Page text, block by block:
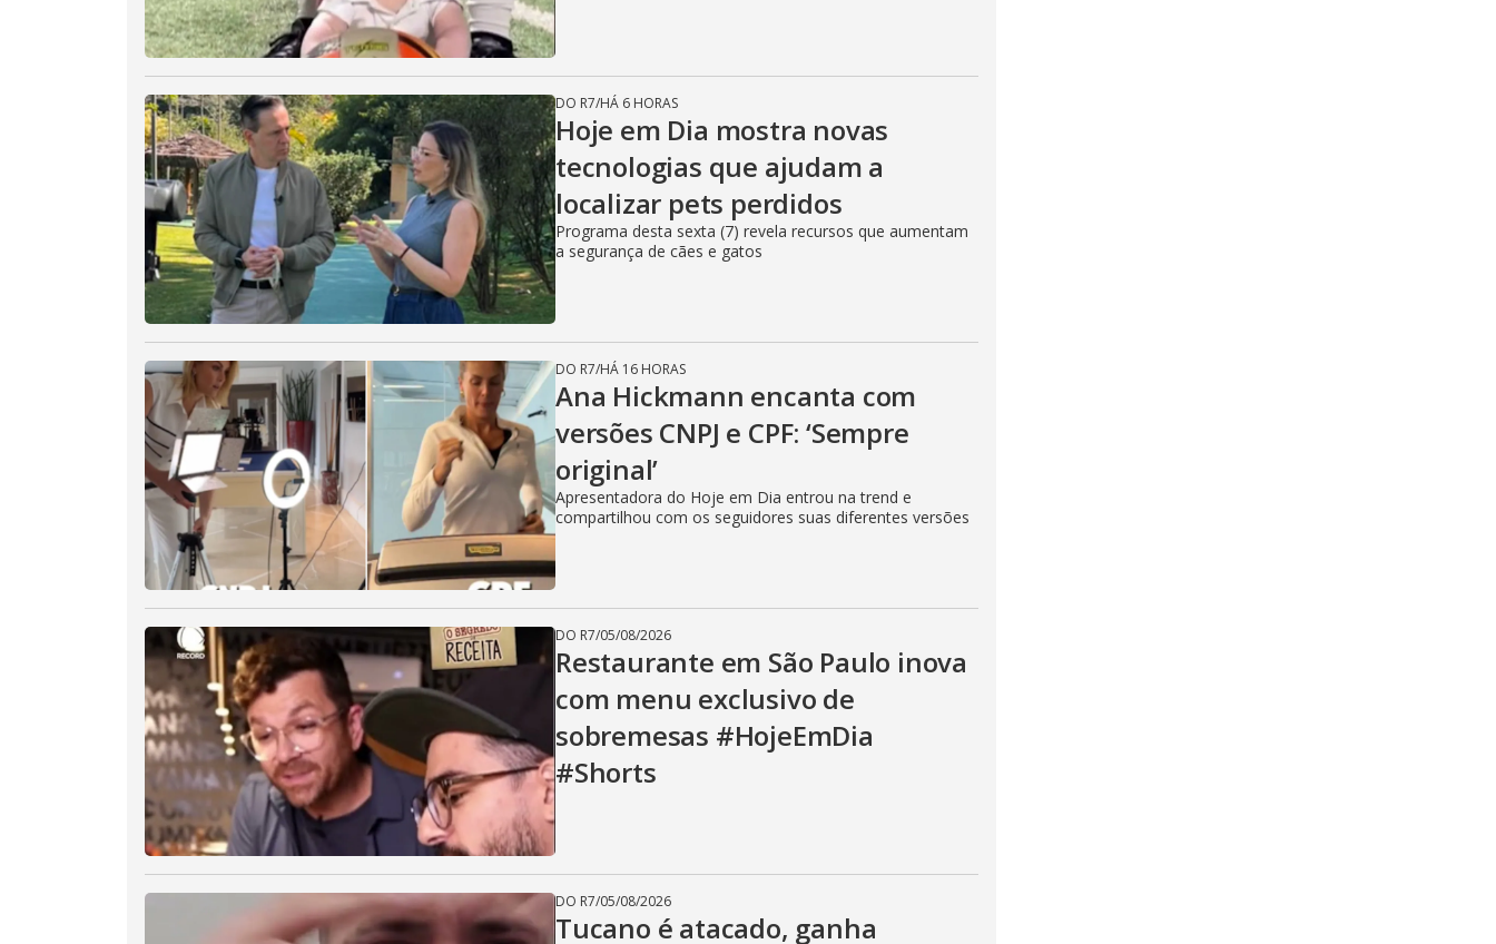
DO R7/HÁ 6 HORAS
Hoje em Dia mostra novas
tecnologias que ajudam a
localizar pets perdidos
Programa desta sexta (7) revela recursos que aumentam
a segurança de cães e gatos
DO R7/HÁ 16 HORAS
Ana Hickmann encanta com
versões CNPJ e CPF: ‘Sempre
original’
Apresentadora do Hoje em Dia entrou na trend e
compartilhou com os seguidores suas diferentes versões
DO R7/05/08/2026
Restaurante em São Paulo inova
com menu exclusivo de
sobremesas #HojeEmDia
#Shorts
DO R7/05/08/2026
Tucano é atacado, ganha